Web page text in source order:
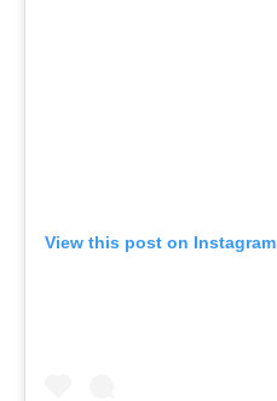
View this post on Instagram